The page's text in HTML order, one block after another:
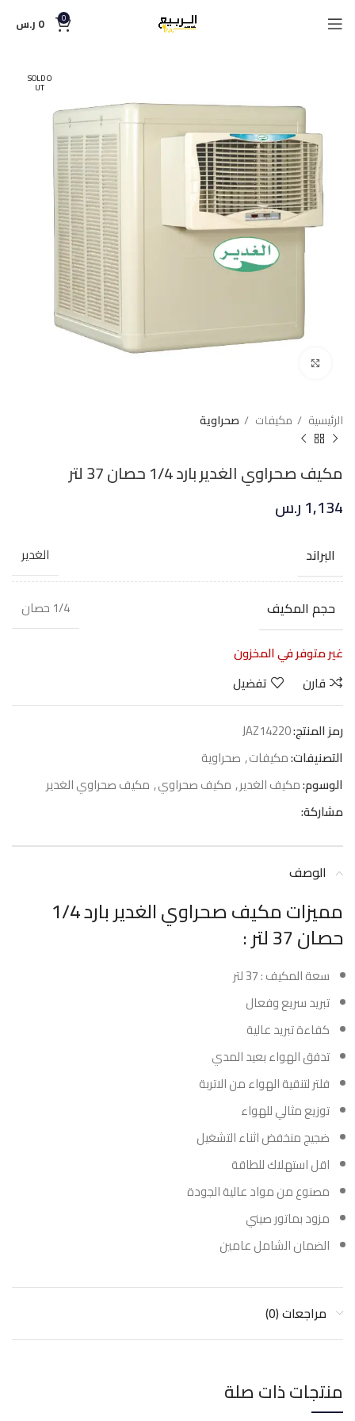
0
0 ر.س
SOLD O
UT
الرئيسية مكيفات صحراوية
مكيف صحراوي الغدير بارد 1/4 حصان 37 لتر
1,134ر.س
البراند الغدير
حجم المكيف
1/4 حصان
غير متوفر في المخزون
قارن
تفضيل
رمز المنتج:JAZ14220
التصنيفات:مكيفات, صحراوية
الوسوم:مكيف الغدير, مكيف صحراوي, مكيف صحراوي الغدير
مشاركة:
الوصف
مميزات مكيف صحراوي الغدير بارد 1/4
حصان 37 لتر :
سعة المكيف : 37 لتر
تبريد سريع وفعال
كفاءة تبريد عالية
تدفق الهواء بعيد المدي
فلتر لتنقية الهواء من الاتربة
توزيع مثالي للهواء
ضجيج منخفض اثناء التشغيل
اقل استهلاك للطاقة
مصنوع من مواد عالية الجودة
مزود بماتور صيني
الضمان الشامل عامين
مراجعات (0)
منتجات ذات صلة